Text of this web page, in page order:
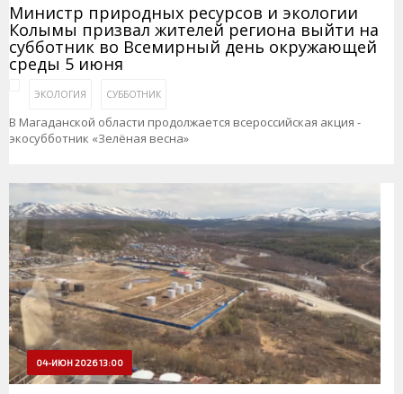
Министр природных ресурсов и экологии
Колымы призвал жителей региона выйти на
субботник во Всемирный день окружающей
среды 5 июня
ЭКОЛОГИЯ СУББОТНИК
В Магаданской области продолжается всероссийская акция -
экосубботник «Зелёная весна»
04-ИЮН 2026 13:00